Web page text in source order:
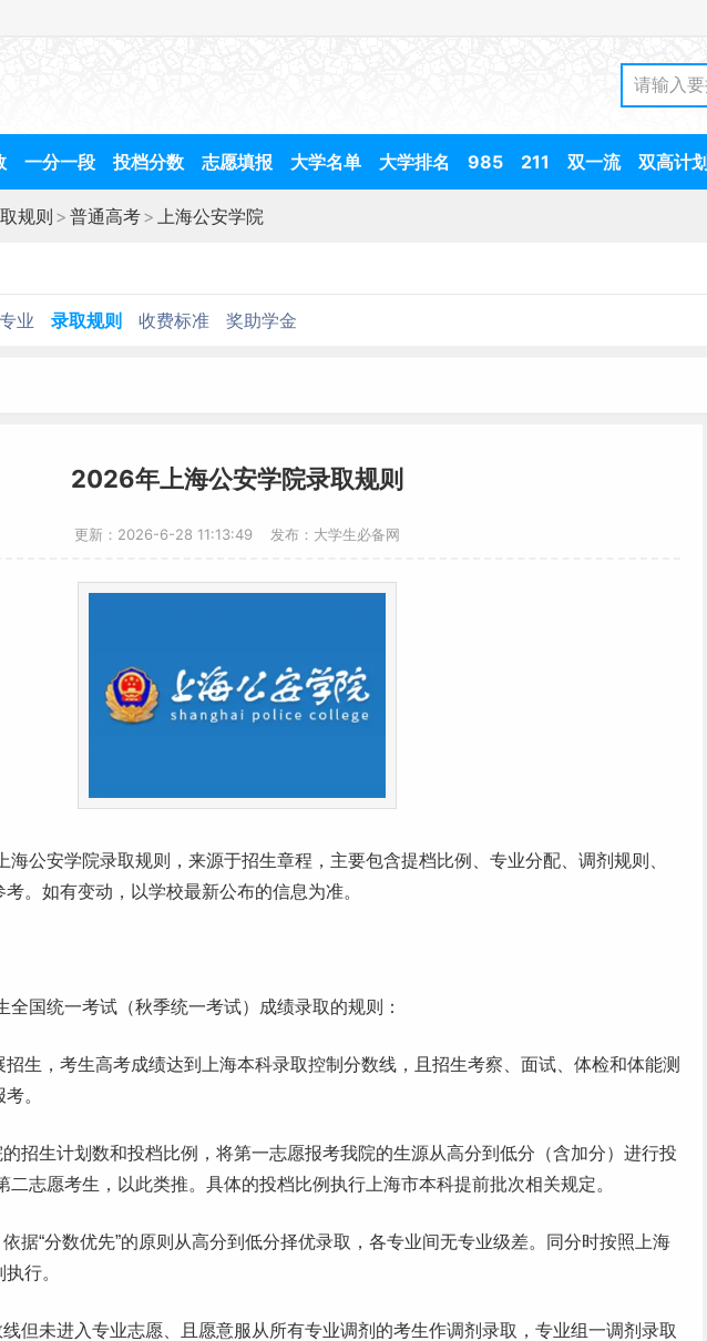
一分一段 投档分数 志愿填报 大学名单 大学排名 985 211 双一流 双高计划
规则 > 普通高考> 上海公安学院
业 录取规则 收费标准 奖助学金
2026年上海公安学院录取规则
更新：2026-6-28 11:13:49 发布：大学生必备网
上海公安学院录取规则，来源于招生章程，主要包含提档比例、专业分配、调剂规则、
。如有变动，以学校最新公布的信息为准。
全国统一考试（秋季统一考试）成绩录取的规则：
招生，考生高考成绩达到上海本科录取控制 分数线 ，且招生考察、 面试 、体检和体能测
。
招生计划数和投档比例，将第一志愿报考我院的生源从高分到低分（含加分）进行投
二志愿考生，以此类推。具体的投档比例执行上海市本科提前批次相关规定。
据“分数优先”的原则从高分到低分择优录取，各专业间无专业级差。同分时按照上海
行。
线但未进入专业志愿、且愿意服从所有专业调剂的考生作调剂录取，专业组一调剂录取